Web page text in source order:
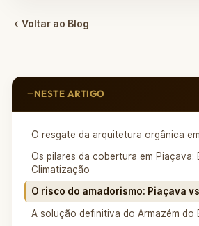
Voltar ao Blog
NESTE ARTIGO
O resgate da arquitetura orgânica
Os pilares da cobertura em Piaçava:
Climatização
O risco do amadorismo: Piaçava
A solução definitiva do Armazém do